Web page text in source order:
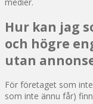
Hur kan jag
och högre
utan
För företaget som
som inte ännu får)